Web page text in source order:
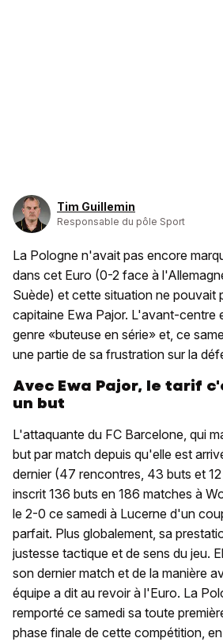
Tim Guillemin
Responsable du pôle Sport
La Pologne n'avait pas encore
dans cet Euro (0-2 face à
Suède) et cette situation ne pouvait
capitaine Ewa Pajor. L'avant-centre
genre «buteuse en série» et, ce
une partie de sa frustration sur la
Avec Ewa Pajor, le tarif
un but
L'attaquante du FC Barcelone, qui
but par match depuis qu'elle est
dernier (47 rencontres, 43 buts et
inscrit 136 buts en 186 matches à
le 2-0 ce samedi à Lucerne d'un
parfait. Plus globalement, sa
justesse tactique et de sens du jeu.
son dernier match et de la manière
équipe a dit au revoir à l'Euro. La
remporté ce samedi sa toute
phase finale de cette compétition,